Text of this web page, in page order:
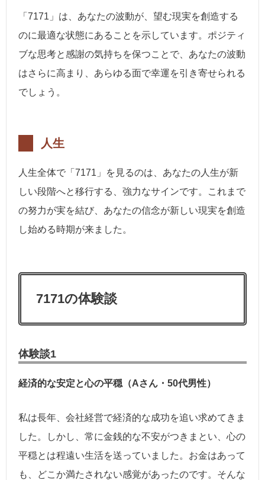
「7171」は、あなたの波動が、望む現実を創造する
のに最適な状態にあることを示しています。ポジティ
ブな思考と感謝の気持ちを保つことで、あなたの波動
はさらに高まり、あらゆる面で幸運を引き寄せられる
でしょう。
人生
人生全体で「7171」を見るのは、あなたの人生が新
しい段階へと移行する、強力なサインです。これまで
の努力が実を結び、あなたの信念が新しい現実を創造
し始める時期が来ました。
7171の体験談
体験談1
経済的な安定と心の平穏（Aさん・50代男性）
私は長年、会社経営で経済的な成功を追い求めてきま
した。しかし、常に金銭的な不安がつきまとい、心の
平穏とは程遠い生活を送っていました。お金はあって
も、どこか満たされない感覚があったのです。そんな